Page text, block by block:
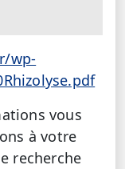
wp-
vous
à votre
recherche